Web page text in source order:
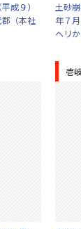
成９）
（本社
土砂
年７
ヘリか
壱